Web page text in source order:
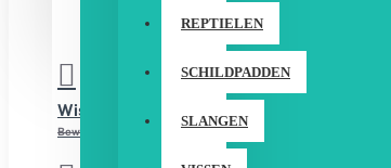
REPTIELEN
SCHILDPADDEN
SLANGEN
REGISTREER
Wishlist
Bewerk Uw Wishlist